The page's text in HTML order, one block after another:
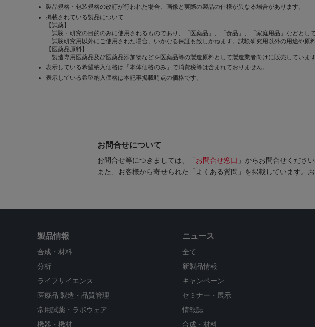
製品規格・包装規格の改訂が行われた場合、画像と実際の製品の仕様が異なる場合があります。
掲載されている製品について
【試薬】
試験・研究の目的のみに使用されるものであり、「医薬品」、「食品」、「家庭用品」などとし
試験研究用以外にご使用された場合、いかなる保証も致しかねます。試験研究用以外の用途や原
【医薬品原料】
製造専用医薬品及び医薬品添加物などを医薬品等の製造原料として製造業者向けに販売してい
表示している希望納入価格は「本体価格のみ」で消費税等は含まれておりません。
表示している希望納入価格は本記事掲載時点の価格です。
お問合せについて
お問合せ等につきましては、「 お問合せ窓口 」からお問合せください
また、お客様から寄せられた「よくある質問」を掲載しています。
製品情報
合成・材料
分析
ライフサイエンス
医療品 製造・品質管理
常用試薬・ラボウェア
機器・機材
ニュース
全て
新製品情報
キャンペーン
セミナー・展示
情報誌
合成・材料